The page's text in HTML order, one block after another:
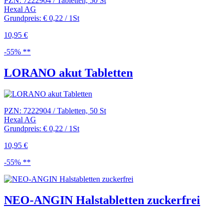
Hexal AG
Grundpreis: € 0,22 / 1St
10,95 €
-55% **
LORANO akut Tabletten
PZN: 7222904 / Tabletten, 50 St
Hexal AG
Grundpreis: € 0,22 / 1St
10,95 €
-55% **
NEO-ANGIN Halstabletten zuckerfrei